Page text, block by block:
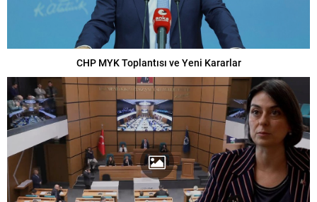
CHP MYK Toplantısı ve Yeni Kararlar